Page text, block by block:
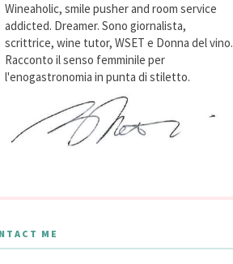
Wineaholic, smile pusher and room service
addicted. Dreamer. Sono giornalista,
scrittrice, wine tutor, WSET e Donna del vino.
Racconto il senso femminile per
l'enogastronomia in punta di stiletto.
ME